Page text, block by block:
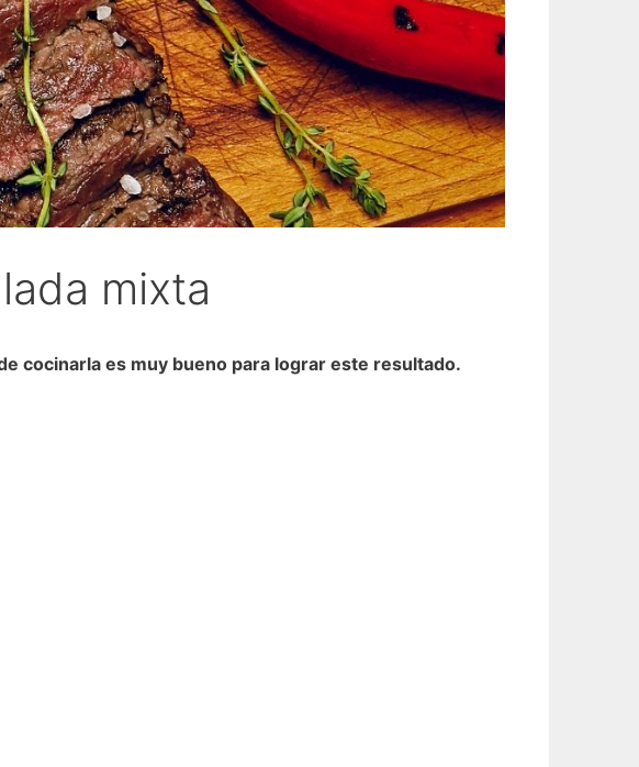
mixta
cocinarla es muy bueno para lograr este resultado.